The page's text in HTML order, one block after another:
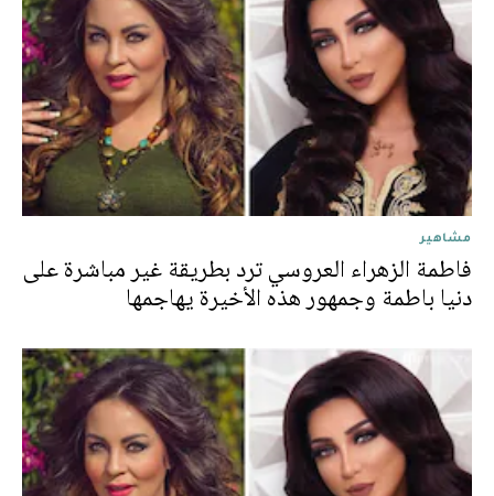
مشاهير
فاطمة الزهراء العروسي ترد بطريقة غير مباشرة على
دنيا باطمة وجمهور هذه الأخيرة يهاجمها